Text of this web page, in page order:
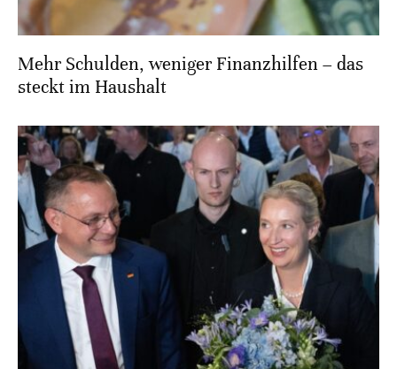
Mehr Schulden, weniger Finanzhilfen – das
steckt im Haushalt